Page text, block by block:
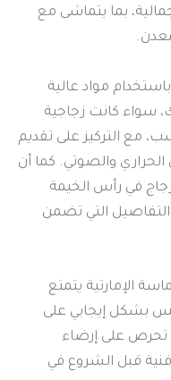
بما يتماشى مع
مواد عالية
سواء كانت زجاجية
مع التركيز على تقديم
والصوتي. كما أن
في رأس الخيمة
التي تضمن
الإمارتية يتمتع
بشكل إيجابي على
تحرص على إرضاء
قبل الشروع في